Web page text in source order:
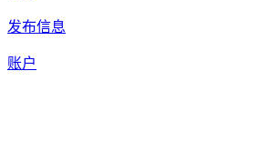
发布信息
账户